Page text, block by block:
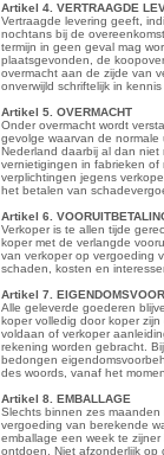
Artikel 4. VERTRAAGDE
Vertraagde levering geeft,
nochtans bij de
termijn in geen geval mag
plaatsgevonden, de
overmacht aan de zijde van
onverwijld schriftelijk in
Artikel 5. OVERMACHT
Onder overmacht wordt
gevolge waarvan de normale
Nederland daarbij al dan
vernietigingen in fabrieken
verplichtingen jegens
het betalen van
Artikel 6.
Verkoper is te allen tijde
koper met de verlangde
van verkoper op vergoeding
schaden, kosten en
Artikel 7.
Alle geleverde goederen
koper volledig door koper
voldaan of verkoper
rekening worden gebracht.
bedongen
des woords, vanaf het
Artikel 8. EMBALLAGE
Slechts binnen zes
vergoeding van berekende
emballage een week te
ontdoen. Niet afzonderlijk op